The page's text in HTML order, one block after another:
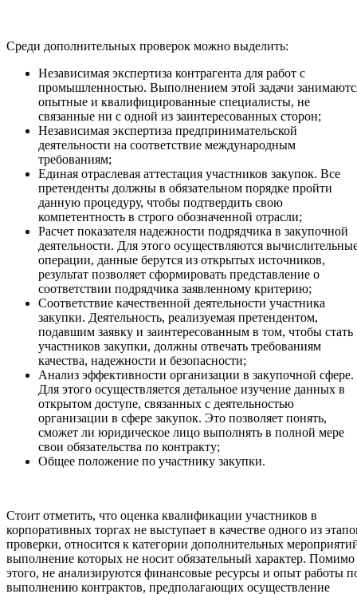
Среди дополнительных проверок можно выделить:
Независимая экспертиза контрагента для работ с
промышленностью. Выполнением этой задачи
опытные и квалифицированные специалисты, не
связанные ни с одной из заинтересованных сторон;
Независимая экспертиза предпринимательской
деятельности на соответствие международным
требованиям;
Единая отраслевая аттестация участников закупок. Все
претенденты должны в обязательном порядке пройти
данную процедуру, чтобы подтвердить свою
компетентность в строго обозначенной отрасли;
Расчет показателя надежности подрядчика в закупочной
деятельности. Для этого осуществляются
операции, данные берутся из открытых источников,
результат позволяет сформировать представление о
соответствии подрядчика заявленному критерию;
Соответствие качественной деятельности участника
закупки. Деятельность, реализуемая претендентом,
подавшим заявку и заинтересованным в том, чтобы стать
участников закупки, должны отвечать требованиям
качества, надежности и безопасности;
Анализ эффективности организации в закупочной сфере.
Для этого осуществляется детальное изучение данных в
открытом доступе, связанных с деятельностью
организации в сфере закупок. Это позволяет понять,
сможет ли юридическое лицо выполнять в полной мере
свои обязательства по контракту;
Общее положение по участнику закупки.
Стоит отметить, что оценка квалификации участников в
корпоративных торгах не выступает в качестве одного из
проверки, относится к категории дополнительных
выполнение которых не носит обязательный характер. Помимо
этого, не анализируются финансовые ресурсы и опыт работы
выполнению контрактов, предполагающих осуществление